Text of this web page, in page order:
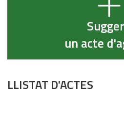
un acte
LLISTAT D'ACTES